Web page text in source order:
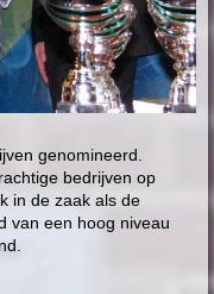
genomineerd.
bedrijven op
in de zaak als de
van een hoog niveau